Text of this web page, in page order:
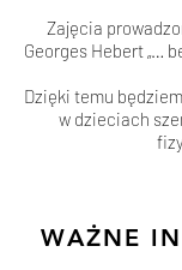
Zajęcia
Georges Hebert „…
Dzięki temu
w dzieciach
WAŻNE